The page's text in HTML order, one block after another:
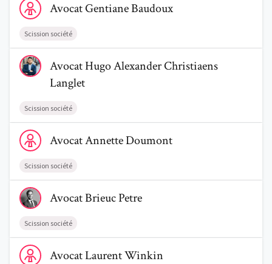
Comment nous vous aidons
Une start-up 100% indépendante
AvocatGentianeBaudoux
Scission société
Voir le profil de AvocatHugo Alexander Christiaens Langlet
AvocatHugo AlexanderChristiaens
Langlet
Scission société
Voir le profil de AvocatAnnette Doumont
AvocatAnnetteDoumont
Scission société
Voir le profil de AvocatBrieuc Petre
AvocatBrieucPetre
Scission société
Voir le profil de AvocatLaurent Winkin
AvocatLaurentWinkin